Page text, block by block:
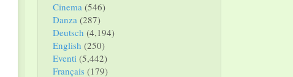
Cinema (546)
Danza (287)
Deutsch (4,194)
English (250)
Eventi (5,442)
Français (179)